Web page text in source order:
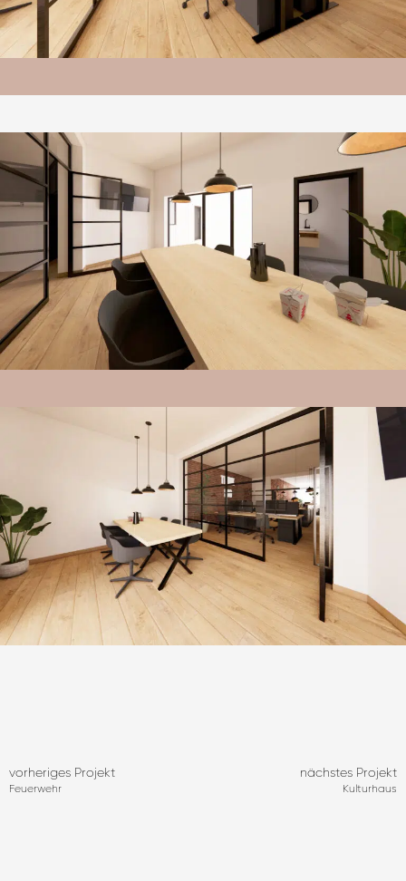
vorheriges Projekt
Feuerwehr
nächstes Projekt
Kulturhaus